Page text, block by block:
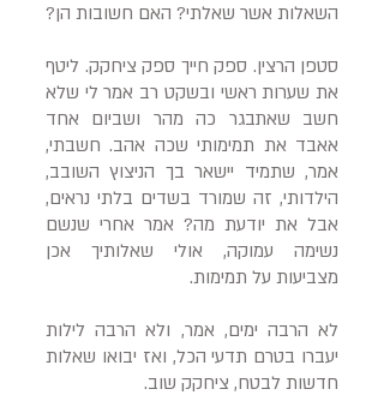
השאלות אשר שאלתי? האם חשובות הן?
סטפן הרצין. ספק חייך ספק ציחקק. ליטף
את שערות ראשי ובשקט רב אמר לי שלא
חשב שאתבגר כה מהר ושביום אחד
אאבד את תמימותי שכה אהב. חשבתי,
אמר, שתמיד יישאר בך הניצוץ השובב,
הילדותי, זה שמורד בשדים בלתי נראים,
אבל את יודעת מה? אמר אחרי שנשם
נשימה עמוקה, אולי שאלותיך אכן
מצביעות על תמימות.
לא הרבה ימים, אמר, ולא הרבה לילות
יעברו בטרם תדעי הכל, ואז יבואו שאלות
חדשות לבטח, ציחקק שוב.